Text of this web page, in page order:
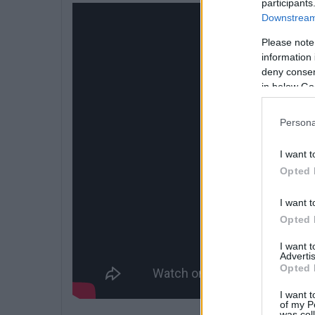
Please
information
deny
in below
I want
Opted
I want
Opted
I want
Opted
I want
of my